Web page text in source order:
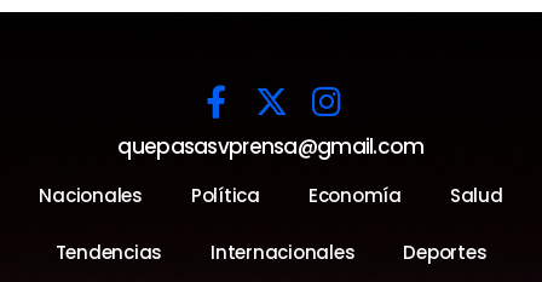
quepasasvprensa@gmail.com
Nacionales Política Economía Salud
Tendencias Internacionales Deportes